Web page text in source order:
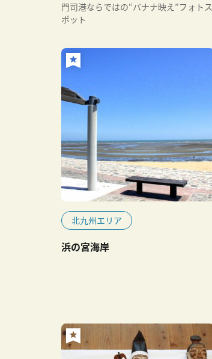
門司港ならではの“バナナ映え”フォトス
ポット
北九州エリア
浜の宮海岸